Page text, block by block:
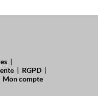
|
| RGPD |
Mon compte